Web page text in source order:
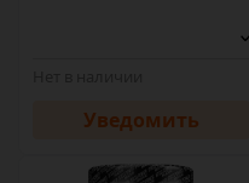
Уведомить